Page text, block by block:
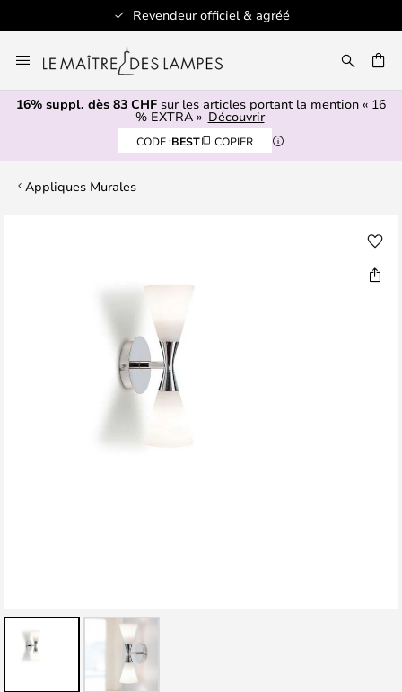
Revendeur officiel & agréé
au
contenu
16% suppl. dès 83 CHF sur les articles portant la mention « 16
% EXTRA » Découvrir
CODE :BEST COPIER
Appliques Murales